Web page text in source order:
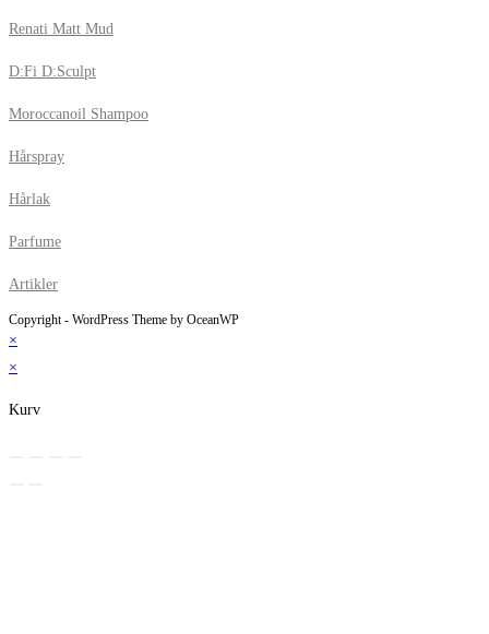
Renati Matt Mud
D:Fi D:Sculpt
Moroccanoil Shampoo
Hårspray
Hårlak
Parfume
Artikler
Copyright - WordPress Theme by OceanWP
×
×
Kurv